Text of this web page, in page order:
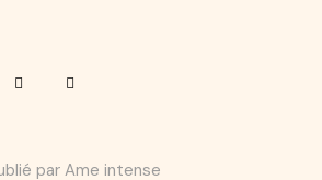
par Ame intense